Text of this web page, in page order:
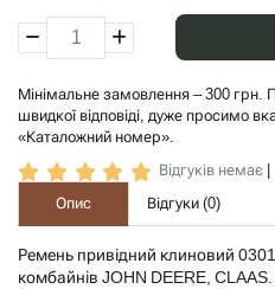
Мінімальне замовлення – 300 грн.
швидкої відповіді, дуже просимо
«Каталожний номер».
Відгуків немає
Опис
Відгуки (0)
Ремень привідний клиновий
комбайнів JOHN DEERE, CLAAS.